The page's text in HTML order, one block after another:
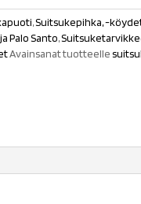
,Suitsukepihka, -
Palo Santo,
Avainsanat tuotteelle